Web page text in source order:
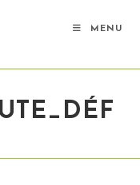
MENU